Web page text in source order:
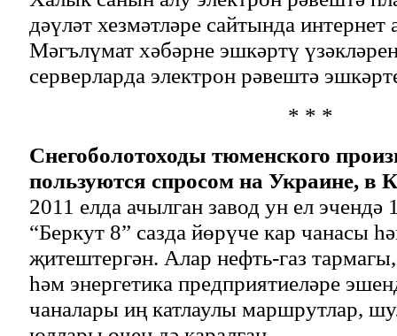
дәүләт хезмәтләре сайтында
Мәгълүмат хәбәрне эшкәртү
серверларда электрон рәвештә
* * *
Снегоболотоходы тюменского
пользуются спросом на Украине, в
2011 елда ачылган завод ун ел
“Беркут 8” сазда йөрүче кар чанасы
җитештергән. Алар нефть-газ тармагы,
һәм энергетика предприятиеләре
чаналары иң катлаулы маршрутлар,